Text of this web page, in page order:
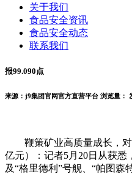
关于我们
食品安全资讯
食品安全动态
联系我们
报99.090点
来源：j9集团官网官方直营平台 浏览量：
鞭策矿业高质量成长，对
亿元）：记者5月20日从获悉
及“格里德利”号舰、“帕图森